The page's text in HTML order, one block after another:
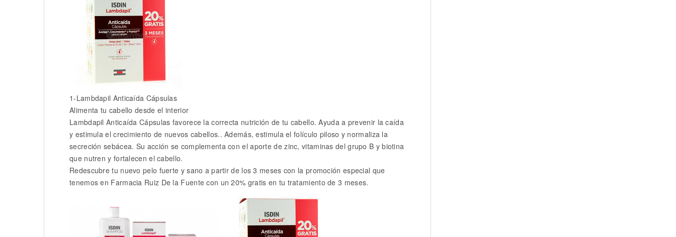
1-Lambdapil Anticaída Cápsulas
Alimenta tu cabello desde el interior
Lambdapil Anticaída Cápsulas favorece la correcta nutrición de tu cabello. Ayuda a prevenir la caída
y estimula el crecimiento de nuevos cabellos.. Además, estimula el folículo piloso y normaliza la
secreción sebácea. Su acción se complementa con el aporte de zinc, vitaminas del grupo B y biotina
que nutren y fortalecen el cabello.
Redescubre tu nuevo pelo fuerte y sano a partir de los 3 meses con la promoción especial que
tenemos en Farmacia Ruiz De la Fuente con un 20% gratis en tu tratamiento de 3 meses.